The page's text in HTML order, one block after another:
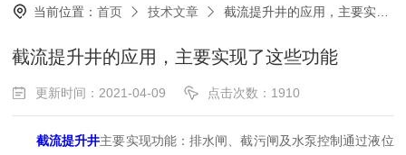
当前位置：首页 技术文章 截流提升井的应用，主要实现了这些功能
截流提升井的应用，主要实现了这些功能
更新时间：2021-04-09 点击次数：1910
截流提升井主要实现功能：排水闸、截污闸及水泵控制通过液位